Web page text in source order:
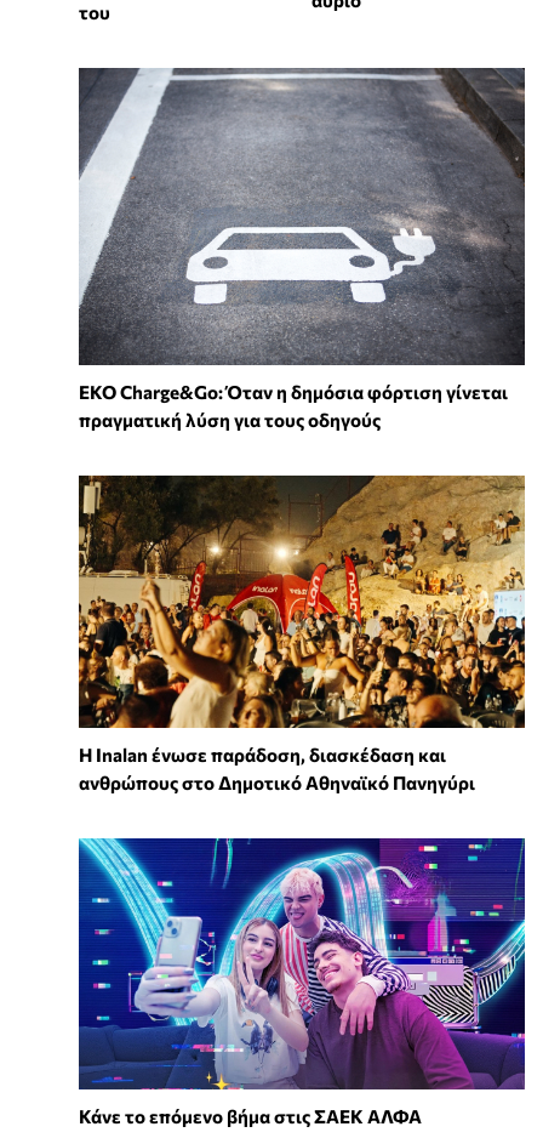
του
EKO Charge&Go: Όταν η δημόσια φόρτιση γίνεται
πραγματική λύση για τους οδηγούς
Η Inalan ένωσε παράδοση, διασκέδαση και
ανθρώπους στο Δημοτικό Αθηναϊκό Πανηγύρι
Κάνε το επόμενο βήμα στις ΣΑΕΚ ΑΛΦΑ